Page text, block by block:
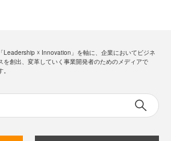
「Leadership ☓ Innovation」を軸に、企業においてビジネ
を創出、変革していく事業開発者のためのメディアで
。